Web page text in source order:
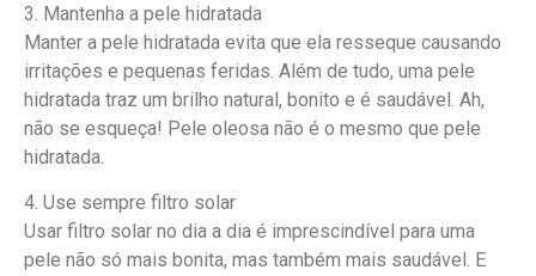
3. Mantenha a pele hidratada
Manter a pele hidratada evita que ela resseque causando
irritações e pequenas feridas. Além de tudo, uma pele
hidratada traz um brilho natural, bonito e é saudável. Ah,
não se esqueça! Pele oleosa não é o mesmo que pele
hidratada.
4. Use sempre filtro solar
Usar filtro solar no dia a dia é imprescindível para uma
pele não só mais bonita, mas também mais saudável. E